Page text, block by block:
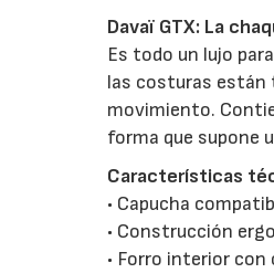
Davaï GTX: La
Es todo un lujo
las costuras están
movimiento.
forma que supone
Características
• Capucha
• Construcción
• Forro interior con